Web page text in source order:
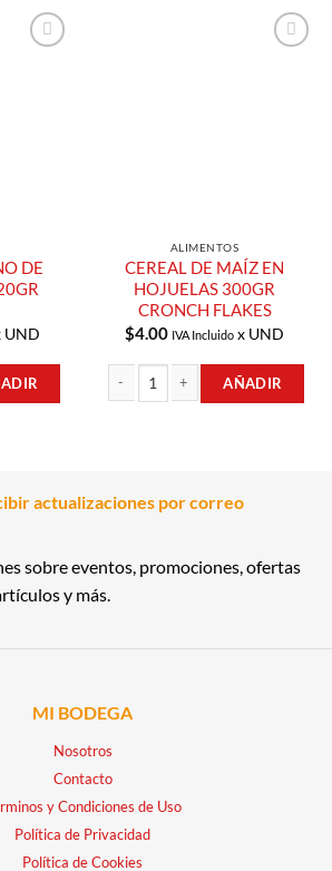
DE
UND
ALIMENTOS
CEREAL DE MAÍZ EN
HOJUELAS 300GR
CRONCH FLAKES
$4.00 IVA Incluido x UND
AÑADIR
actualizaciones por correo
sobre eventos, promociones, ofertas
y más.
MI BODEGA
Nosotros
Contacto
y Condiciones de Uso
Política de Privacidad
Política de Cookies